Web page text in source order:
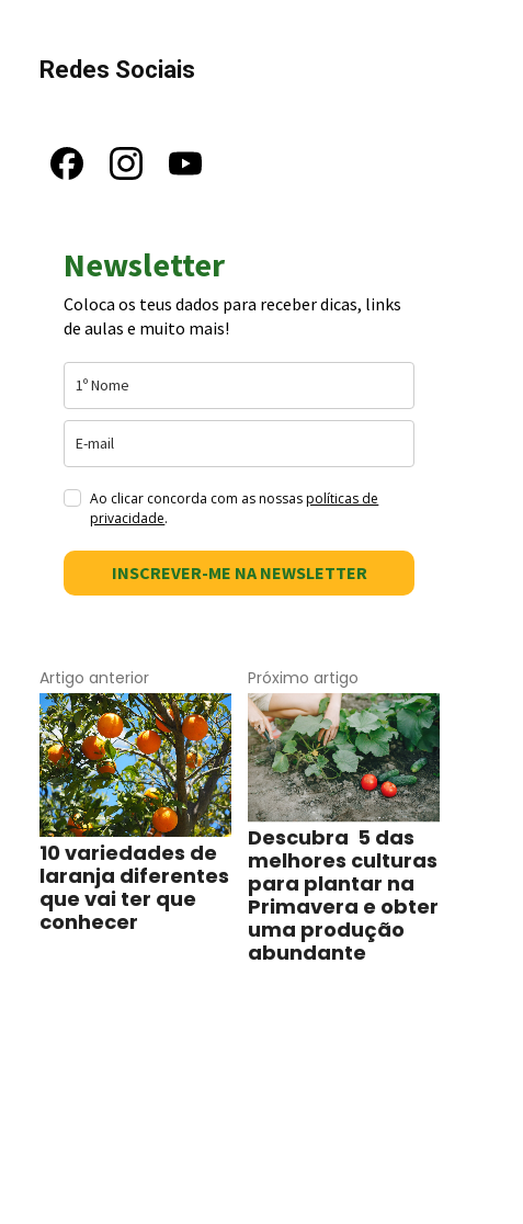
Redes Sociais
Newsletter
Coloca os teus dados para receber dicas, links
de aulas e muito mais!
Ao clicar concorda com as nossaspolíticas de
privacidade.
INSCREVER-ME NA NEWSLETTER
Artigo anterior
10 variedades de
laranja diferentes
que vai ter que
conhecer
Próximo artigo
Descubra 5 das
melhores culturas
para plantar na
Primavera e obter
uma produção
abundante